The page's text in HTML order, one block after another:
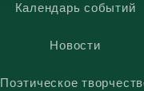
Календарь событий
Новости
Поэтическое